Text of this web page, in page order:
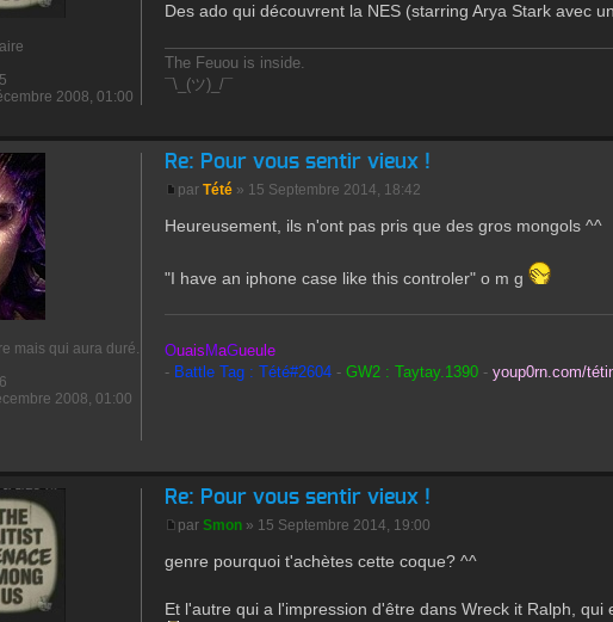
Des ado qui découvrent la NES (starring Arya Stark avec
The Feuou is inside.
¯\_(ツ)_/¯
2008, 01:00
Re: Pour vous sentir vieux !
par Tété» 15 Septembre 2014, 18:42
Heureusement, ils n'ont pas pris que des gros mongols ^^
"I have an iphone case like this controler" o m g
Ouais MaGueule
- Battle Tag : Tété#2604- GW2 : Taytay.1390- youp0rn.com/
mais qui aura duré.
2008, 01:00
Re: Pour vous sentir vieux !
par Smon» 15 Septembre 2014, 19:00
genre pourquoi t'achètes cette coque? ^^
Et l'autre qui a l'impression d'être dans Wreck it Ralph,